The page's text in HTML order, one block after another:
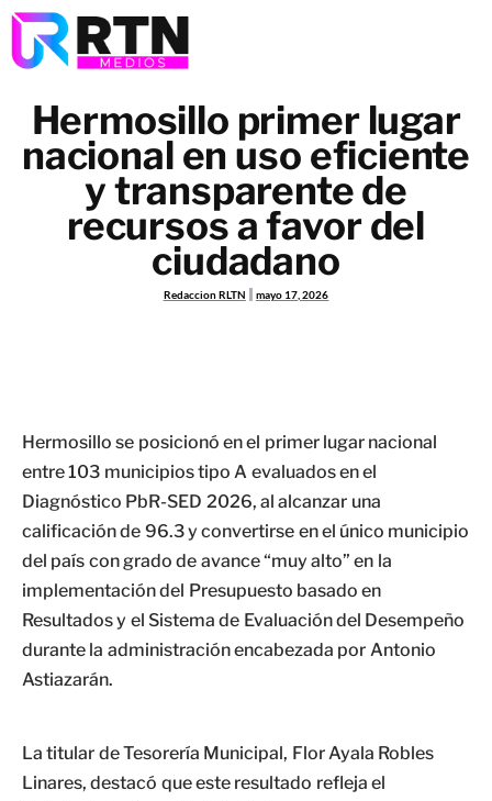
Hermosillo primer lugar
nacional en uso eficiente
y transparente de
recursos a favor del
ciudadano
Redaccion RLTN mayo 17, 2026
Hermosillo se posicionó en el primer lugar nacional
entre 103 municipios tipo A evaluados en el
Diagnóstico PbR-SED 2026, al alcanzar una
calificación de 96.3 y convertirse en el único municipio
del país con grado de avance “muy alto” en la
implementación del Presupuesto basado en
Resultados y el Sistema de Evaluación del Desempeño
durante la administración encabezada por Antonio
Astiazarán.
La titular de Tesorería Municipal, Flor Ayala Robles
Linares, destacó que este resultado refleja el